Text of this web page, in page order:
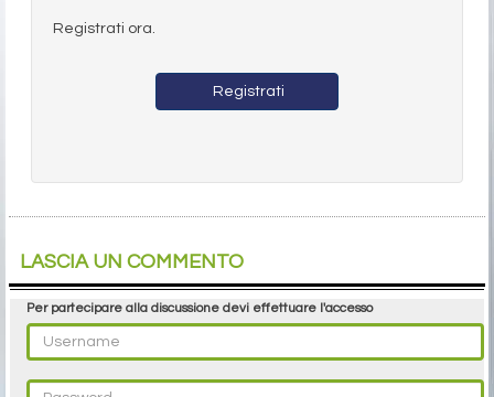
Registrati ora.
Registrati
LASCIA UN COMMENTO
Per partecipare alla discussione devi effettuare l'accesso